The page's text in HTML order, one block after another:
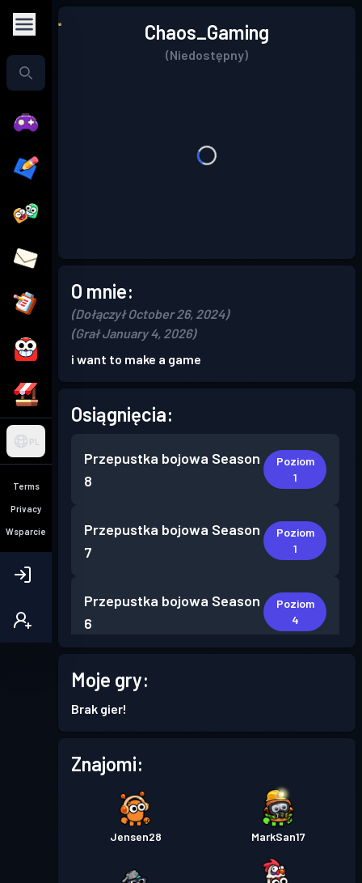
PL
Terms
Privacy
Wsparcie
Chaos_Gaming
(Niedostępny)
O mnie:
(Dołączył October 26, 2024)
(Grał January 4, 2026)
i want to make a game
Osiągnięcia:
Przepustka bojowa Season
8
Poziom
1
Przepustka bojowa Season
7
Poziom
1
Przepustka bojowa Season
6
Poziom
4
Przepustka bojowa
4
Przepustka bojowa
Poziom
8
Moje gry:
Brak gier!
Znajomi:
Jensen28 MarkSan17